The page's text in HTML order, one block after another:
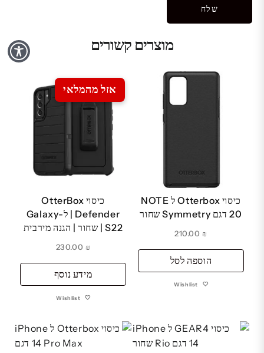
מוצרים קשורים
כיסוי Otterbox ל NOTE
20 דגם Symmetry שחור
₪
הוספה לסל
Wishlist
אזל מהמלאי
כיסוי OtterBox
Defender | ל-Galaxy
S22 | שחור | הגנה מירבית
₪
מידע נוסף
Wishlist